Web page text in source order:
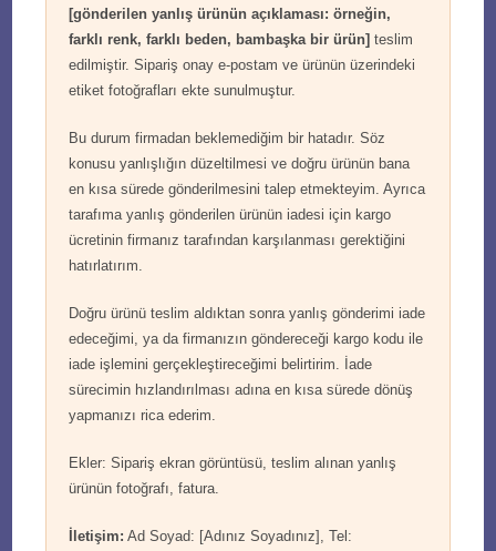
[gönderilen yanlış ürünün açıklaması: örneğin,
farklı renk, farklı beden, bambaşka bir ürün] teslim
edilmiştir. Sipariş onay e-postam ve ürünün üzerindeki
etiket fotoğrafları ekte sunulmuştur.
Bu durum firmadan beklemediğim bir hatadır. Söz
konusu yanlışlığın düzeltilmesi ve doğru ürünün bana
en kısa sürede gönderilmesini talep etmekteyim. Ayrıca
tarafıma yanlış gönderilen ürünün iadesi için kargo
ücretinin firmanız tarafından karşılanması gerektiğini
hatırlatırım.
Doğru ürünü teslim aldıktan sonra yanlış gönderimi iade
edeceğimi, ya da firmanızın göndereceği kargo kodu ile
iade işlemini gerçekleştireceğimi belirtirim. İade
sürecimin hızlandırılması adına en kısa sürede dönüş
yapmanızı rica ederim.
Ekler: Sipariş ekran görüntüsü, teslim alınan yanlış
ürünün fotoğrafı, fatura.
İletişim: Ad Soyad: [Adınız Soyadınız], Tel: